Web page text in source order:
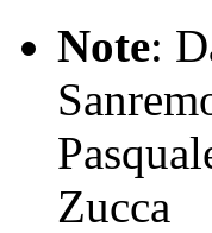
Note:
Zucca